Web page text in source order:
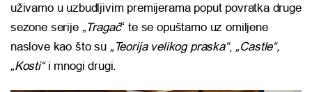
uživamo u uzbudljivim premijerama poput povratka druge
sezone serije „Tragač“ te se opuštamo uz omiljene
naslove kao što su „Teorija velikog praska“, „Castle“,
„Kosti“i mnogi drugi.